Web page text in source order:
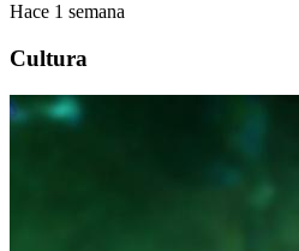
Hace 1 semana
Cultura